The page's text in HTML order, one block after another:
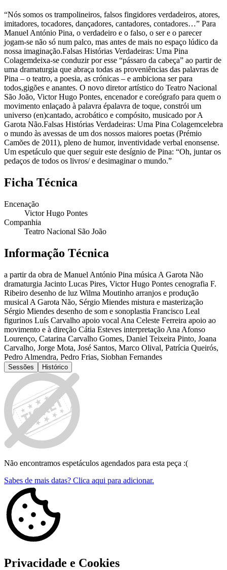
“Nós somos os trampolineiros, falsos fingidores verdadeiros, atores,
imitadores, tocadores, dançadores, cantadores, contadores…” Para
Manuel António Pina, o verdadeiro e o falso, o ser e o parecer
jogam-se não só num palco, mas antes de mais no espaço lúdico da
nossa imaginação.Falsas Histórias Verdadeiras: Uma Pina
Colagemdeixa-se conduzir por esse “pássaro da cabeça” ao partir de
uma dramaturgia que abraça todas as proveniências das palavras de
Pina – o teatro, a poesia, as crónicas – e ambiciona ser para
todos,gigões e anantes. O novo diretor artístico do Teatro Nacional
São João, Victor Hugo Pontes, encenador e coreógrafo para quem o
movimento enlaçado à palavra épalavra de toque, constrói um
universo (en)cantado, acrobático e compósito, musicado por A
Garota Não.Falsas Histórias Verdadeiras: Uma Pina Colagemcelebra
o mundo às avessas de um dos nossos maiores poetas (Prémio
Camões de 2011), pleno de humor, inventividade verbal enonsense.
Um espetáculo que quer seguir este desígnio de Pina: “Oh, juntar os
pedaços de todos os livros/ e desimaginar o mundo.”
Ficha Técnica
Encenação
Victor Hugo Pontes
Companhia
Teatro Nacional São João
Informação Técnica
a partir da obra de Manuel António Pina música A Garota Não
dramaturgia Jacinto Lucas Pires, Victor Hugo Pontes cenografia F.
Ribeiro desenho de luz Wilma Moutinho arranjos e produção
musical A Garota Não, Sérgio Miendes mistura e masterização
Sérgio Miendes desenho de som e sonoplastia Francisco Leal
figurinos Luís Carvalho apoio vocal Ana Celeste Ferreira apoio ao
movimento e à direção Cátia Esteves interpretação Ana Afonso
Lourenço, Catarina Carvalho Gomes, Daniel Teixeira Pinto, Joana
Carvalho, Jorge Mota, José Santos, Marco Olival, Patrícia Queirós,
Pedro Almendra, Pedro Frias, Siobhan Fernandes
Sessões Histórico
Não encontramos espetáculos agendados para esta peça :(
Sabes de mais datas? Clica aqui para adicionar.
Privacidade e Cookies